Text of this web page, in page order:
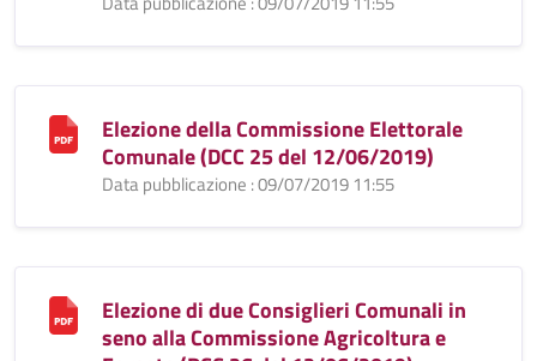
Elezione della Commissione Elettorale
Comunale (DCC 25 del 12/06/2019)
Data pubblicazione : 09/07/2019 11:55
Elezione di due Consiglieri Comunali in
seno alla Commissione Agricoltura e